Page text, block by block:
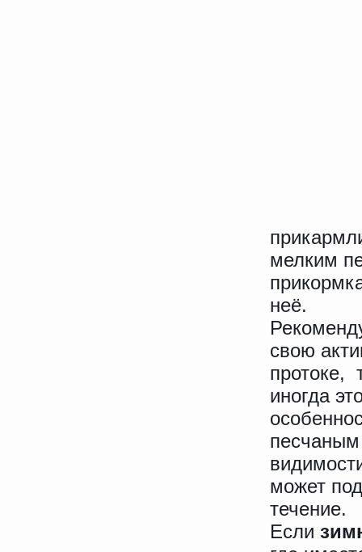
мелким
неё.
свою
протоке,
иногда
может
течение.
Если